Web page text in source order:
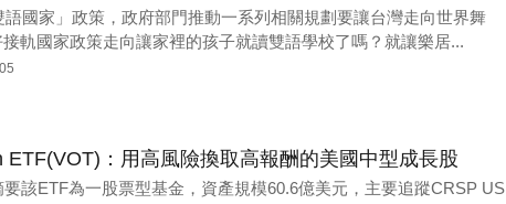
語國家」政策，政府部門推動一系列相關規劃要讓台灣走向世界舞
軌國家政策走向讓家裡的孩子就讀雙語學校了嗎？就讓樂居...
ETF(VOT)：用高風險換取高報酬的美國中型成長股
該ETF為一股票型基金，資產規模60.6億美元，主要追蹤CRSP US